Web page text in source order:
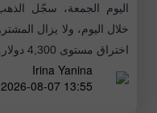
خلال اليوم، ولا يزال
اختراق مستوى 4,300 دولار. ويحقق الذهب أفضل أداء أسبوعي
Irina Yanina
13:55 2026-08-07 UTC+2